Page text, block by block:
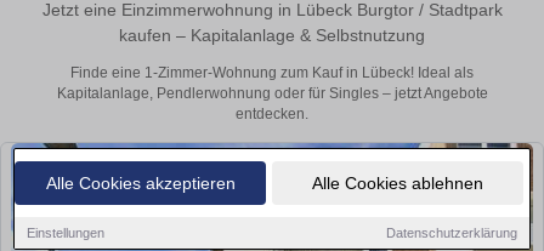
Alle Cookies akzeptieren Alle Cookies ablehnen
Einstellungen Datenschutzerklärung
Jetzt eine Einzimmerwohnung in Lübeck Burgtor / Stadtpark
kaufen – Kapitalanlage & Selbstnutzung
Finde eine 1-Zimmer-Wohnung zum Kauf in Lübeck! Ideal als
Kapitalanlage, Pendlerwohnung oder für Singles – jetzt Angebote
entdecken.